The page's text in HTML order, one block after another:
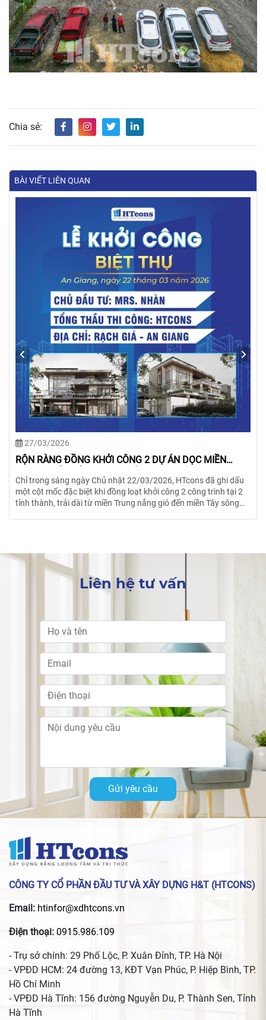
Chia sẻ:
BÀI VIẾT LIÊN QUAN
05/03/2026
RỘN RÀNG XUÂN MỚI – RỘN RÀNG KHỞI CÔNG DỰ ÁN
ANH QUÂN BUILDING
Và ngày 04/3/2026, tiếp nối không khí rộn ràng đó, dự án Anh
Quân Building đã chính thức khởi công. Đây là một dự án đầy
thách thức khi đội ngũ HTcons phải nghiên cứu kỹ lưỡng
phương án sao cho khuôn đất méo biến thành một tòa nhà ở
giá trị sinh lời.
Liên hệ tư vấn
Gửi yêu cầu
CÔNG TY CỔ PHẦN ĐẦU TƯ VÀ XÂY DỰNG H&T (HTCONS)
Email: htinfor@xdhtcons.vn
Điện thoại: 0915.986.109
- Trụ sở chính: 29 Phố Lộc, P. Xuân Đỉnh, TP. Hà Nội
- VPĐD HCM: 24 đường 13, KĐT Vạn Phúc, P. Hiệp Bình, TP.
Hồ Chí Minh
- VPĐD Hà Tĩnh: 156 đường Nguyễn Du, P. Thành Sen, Tỉnh
Hà Tĩnh